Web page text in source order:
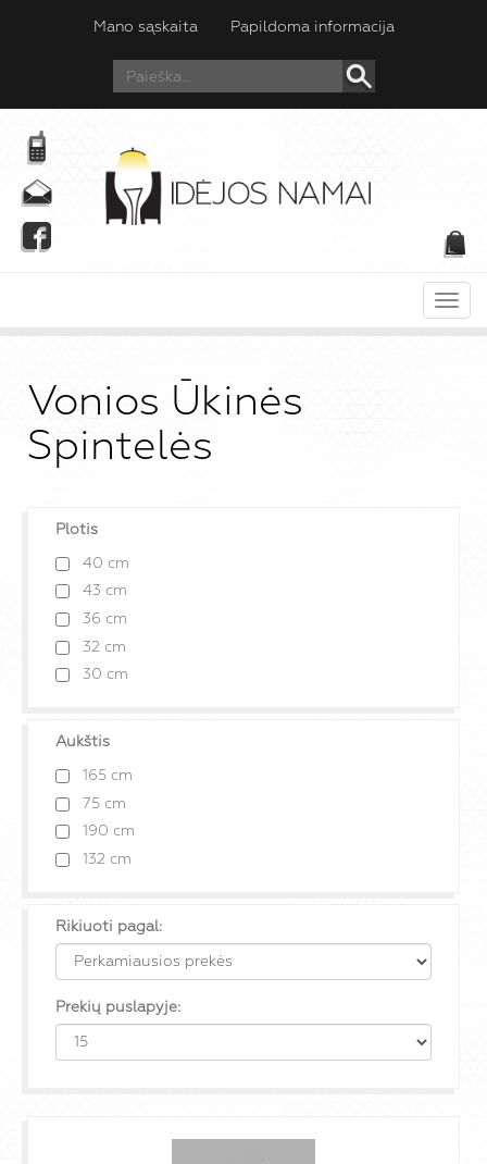
Mano sąskaita Papildoma informacija
Vonios Ūkinės
Spintelės
Plotis
40 cm
43 cm
36 cm
32 cm
30 cm
Aukštis
165 cm
75 cm
190 cm
132 cm
Rikiuoti pagal:
Prekių puslapyje: